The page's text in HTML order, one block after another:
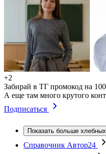
+2
Забирай в ТГ промокод на
А еще там много крутого
Подписаться
Показать больше
Справочник Автор24